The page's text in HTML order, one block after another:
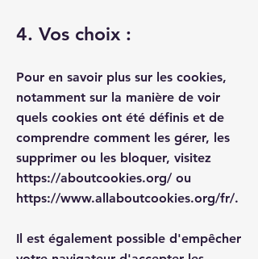
4. Vos choix :
Pour en savoir plus sur les cookies,
notamment sur la manière de voir
quels cookies ont été définis et de
comprendre comment les gérer, les
supprimer ou les bloquer, visitez
https://aboutcookies.org/ ou
https://www.allaboutcookies.org/fr/.
Il est également possible d'empêcher